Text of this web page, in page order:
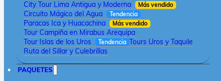
City Tour Lima Antigua y Moderna Más vendido
Circuito Mágico del Agua Tendencia
Paracas Ica y Huacachina Más vendido
Tour Campiña en Mirabus Arequipa
Tour Islas de los Uros
Tendencia Tours Uros y Taquile
Ruta del Sillar y Culebrillas
PAQUETES